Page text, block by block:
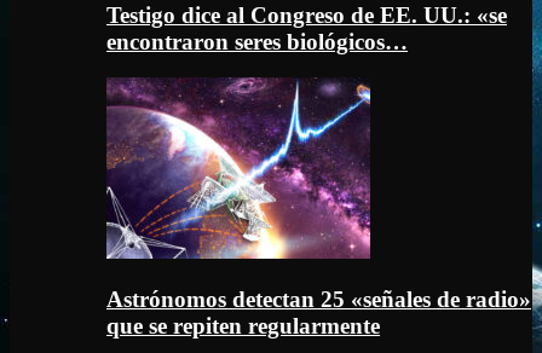
Testigo dice al Congreso de EE. UU.: «se
encontraron seres biológicos…
Astrónomos detectan 25 «señales de radio»
que se repiten regularmente